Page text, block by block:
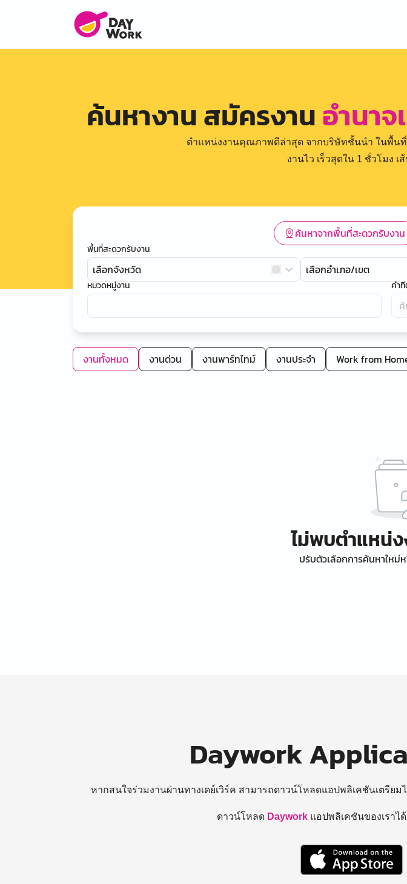
ค้นหางาน สมัครงานอำนา
ตำแหน่งงานคุณภาพดีล่าสุด จากบริษัทชั้นนำ ในพื้น
งานไว เร็วสุดใน 1 ชั่วโมง
ค้นหาจากพื้นที่สะดวกรับงาน
พื้นที่สะดวกรับงาน
เลือกจังหวัด เลือกอำเภอ/เขต
หมวดหมู่งาน คำ
งานทั้งหมด งานด่วน งานพาร์ทไทม์ งานประจำ Work from
ไม่พบตำแหน่
ปรับตัวเลือกการค้นหาใหม่
Daywork
หากสนใจร่วมงานผ่านทางเดย์เวิร์ค สามารถดาวน์โหลดแอปพลิเคชันเตรียม
ดาวน์โหลด Daywork แอปพลิเคชันของเราไ